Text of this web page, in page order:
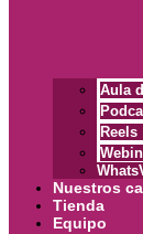
Aula
Reels
Nuestros
Tienda
Equipo